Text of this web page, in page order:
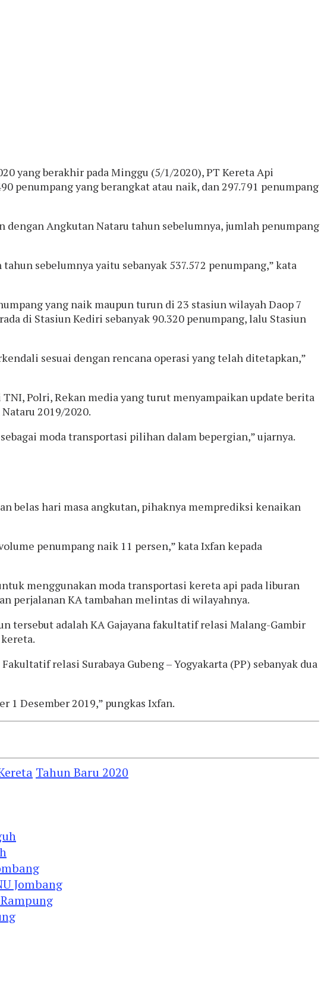
yang berakhir pada Minggu (5/1/2020), PT Kereta Api
penumpang yang berangkat atau naik, dan 297.791 penumpang
Angkutan Nataru tahun sebelumnya, jumlah penumpang
sebelumnya yaitu sebanyak 537.572 penumpang,” kata
yang naik maupun turun di 23 stasiun wilayah Daop 7
di Stasiun Kediri sebanyak 90.320 penumpang, lalu Stasiun
sesuai dengan rencana operasi yang telah ditetapkan,”
Polri, Rekan media yang turut menyampaikan update berita
2019/2020.
moda transportasi pilihan dalam bepergian,” ujarnya.
belas hari masa angkutan, pihaknya memprediksi kenaikan
penumpang naik 11 persen,” kata Ixfan kepada
menggunakan moda transportasi kereta api pada liburan
perjalanan KA tambahan melintas di wilayahnya.
tersebut adalah KA Gajayana fakultatif relasi Malang-Gambir
relasi Surabaya Gubeng – Yogyakarta (PP) sebanyak dua
1 Desember 2019,” pungkas Ixfan.
Tahun Baru 2020
Jombang